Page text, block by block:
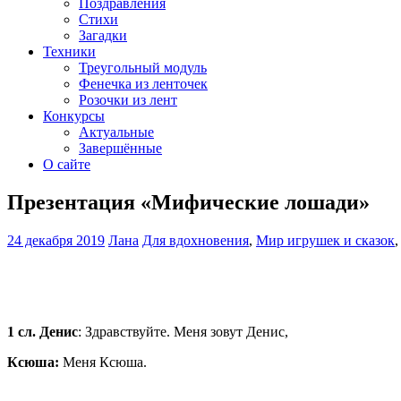
Поздравления
Стихи
Загадки
Техники
Треугольный модуль
Фенечка из ленточек
Розочки из лент
Конкурсы
Актуальные
Завершённые
О сайте
Презентация «Мифические лошади»
24 декабря 2019 Лана Для вдохновения, Мир игрушек и сказок,
1 сл. Денис: Здравствуйте. Меня зовут Денис,
Ксюша: Меня Ксюша.